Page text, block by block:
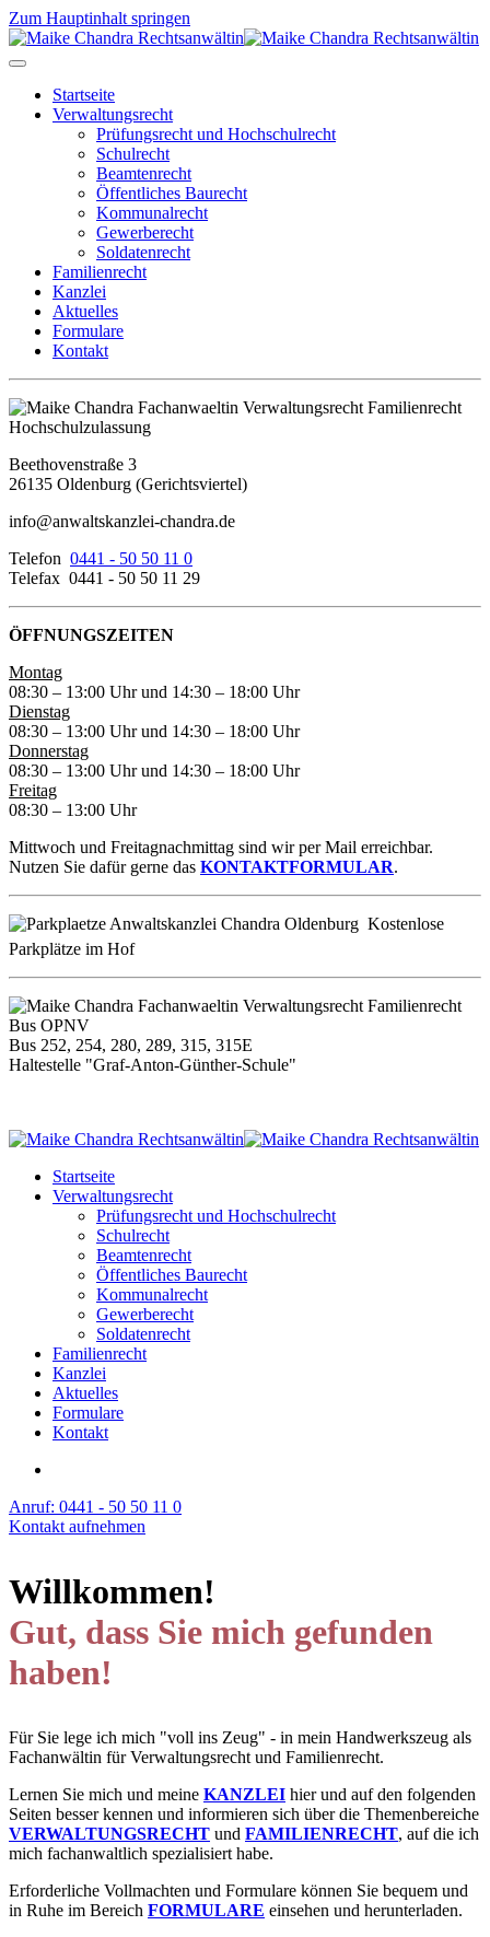
Zum Hauptinhalt springen
Startseite
Verwaltungsrecht
Prüfungsrecht und Hochschulrecht
Schulrecht
Beamtenrecht
Öffentliches Baurecht
Kommunalrecht
Gewerberecht
Soldatenrecht
Familienrecht
Kanzlei
Aktuelles
Formulare
Kontakt
Beethovenstraße 3
26135 Oldenburg (Gerichtsviertel)
info@anwaltskanzlei-chandra.de
Telefon 0441 - 50 50 11 0
Telefax 0441 - 50 50 11 29
ÖFFNUNGSZEITEN
Montag
08:30 – 13:00 Uhr und 14:30 – 18:00 Uhr
Dienstag
08:30 – 13:00 Uhr und 14:30 – 18:00 Uhr
Donnerstag
08:30 – 13:00 Uhr und 14:30 – 18:00 Uhr
Freitag
08:30 – 13:00 Uhr
Mittwoch und Freitagnachmittag sind wir per Mail erreichbar.
Nutzen Sie dafür gerne das KONTAKTFORMULAR.
Kostenlose
Parkplätze im Hof
Bus 252, 254, 280, 289, 315, 315E
Haltestelle "Graf-Anton-Günther-Schule"
Startseite
Verwaltungsrecht
Prüfungsrecht und Hochschulrecht
Schulrecht
Beamtenrecht
Öffentliches Baurecht
Kommunalrecht
Gewerberecht
Soldatenrecht
Familienrecht
Kanzlei
Aktuelles
Formulare
Kontakt
Anruf: 0441 - 50 50 11 0
Kontakt aufnehmen
Willkommen!
Gut, dass Sie mich gefunden
haben!
Für Sie lege ich mich "voll ins Zeug" - in mein Handwerkszeug als
Fachanwältin für Verwaltungsrecht und Familienrecht.
Lernen Sie mich und meine KANZLEI hier und auf den folgenden
Seiten besser kennen und informieren sich über die Themenbereiche
VERWALTUNGSRECHT und FAMILIENRECHT, auf die ich
mich fachanwaltlich spezialisiert habe.
Erforderliche Vollmachten und Formulare können Sie bequem und
in Ruhe im Bereich FORMULARE einsehen und herunterladen.